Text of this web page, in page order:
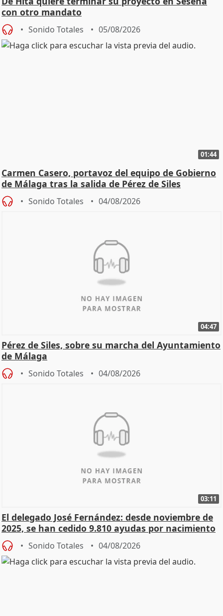
con otro mandato
Sonido Totales 05/08/2026
01:44
Carmen Casero, portavoz del equipo de Gobierno
de Málaga tras la salida de Pérez de Siles
Sonido Totales 04/08/2026
04:47
Pérez de Siles, sobre su marcha del Ayuntamiento
de Málaga
Sonido Totales 04/08/2026
03:11
El delegado José Fernández: desde noviembre de
2025, se han cedido 9.810 ayudas por nacimiento
Sonido Totales 04/08/2026